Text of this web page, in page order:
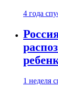
4 года
1 неделя